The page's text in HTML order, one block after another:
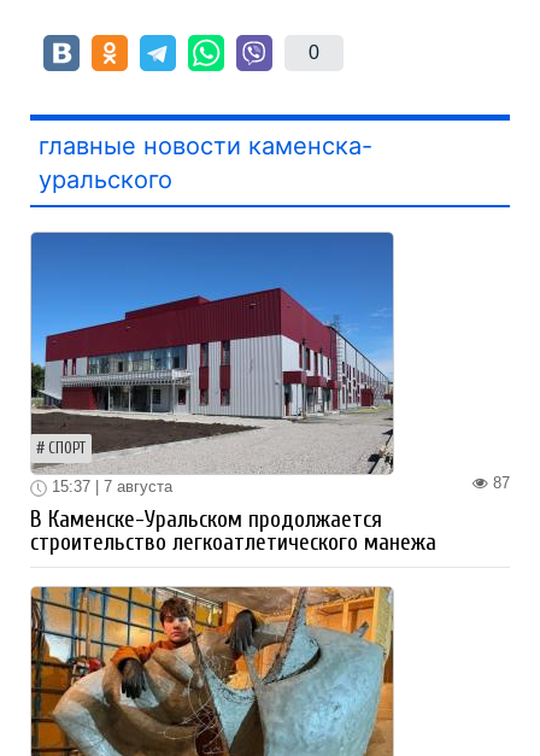
0
главные новости каменска-
уральского
СПОРТ
87
15:37 | 7 августа
В Каменске-Уральском продолжается
строительство легкоатлетического манежа